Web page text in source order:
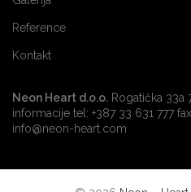
Reference
Kontakt
Neon Heart d.o.o. Rogatička 33a
informacije tel: +387 33 631 777
info@neon-heart.com